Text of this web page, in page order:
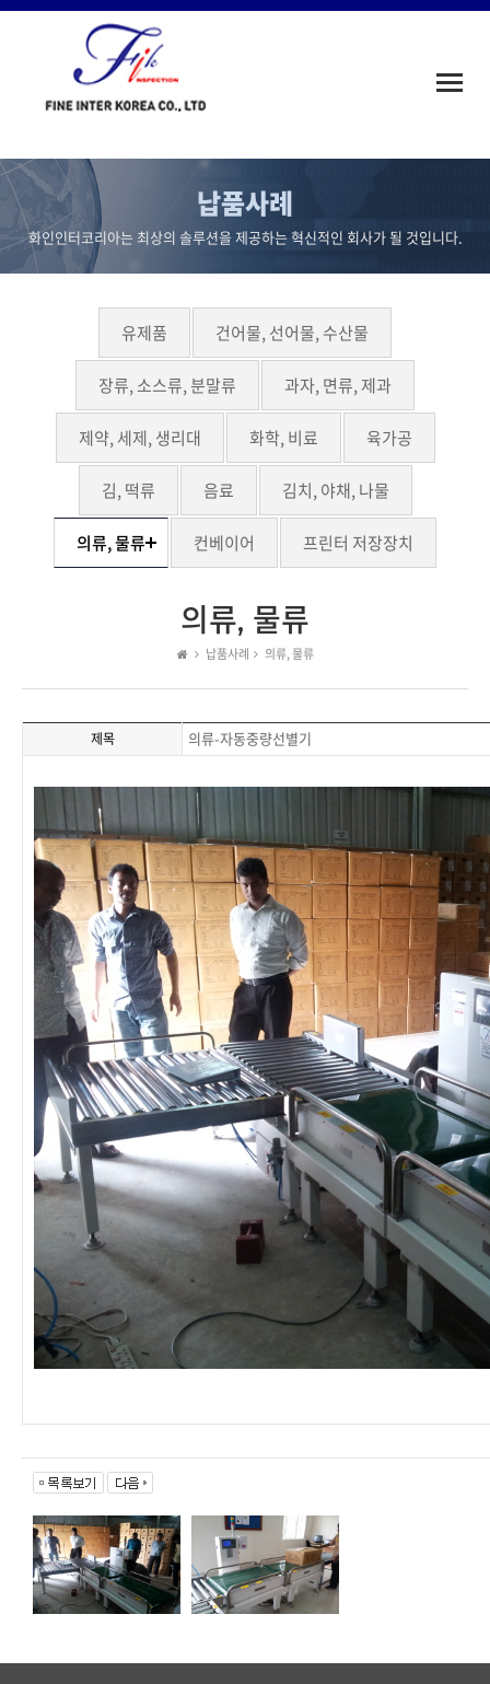
Toggle
납품사례
화인인터코리아는 최상의 솔루션을 제공하는 혁신적인 회사가 될 것입니다.
유제품 건어물, 선어물, 수산물
장류, 소스류, 분말류 과자, 면류, 제과
제약, 세제, 생리대 화학, 비료 육가공
김, 떡류 음료 김치, 야채, 나물
의류, 물류 컨베이어 프린터 저장장치
의류, 물류
납품사례 의류, 물류
제목 의류-자동중량선별기